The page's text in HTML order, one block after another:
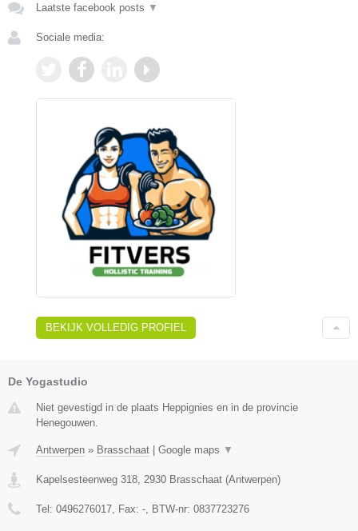
Laatste facebook posts ▼
Sociale media:
BEKIJK VOLLEDIG PROFIEL
De Yogastudio
Niet gevestigd in de plaats Heppignies en in de provincie
Henegouwen.
Antwerpen » Brasschaat | Google maps ▼
Kapelsesteenweg 318 2930 Brasschaat (Antwerpen)
Tel: 0496276017 , Fax: - , BTW-nr: 0837723276